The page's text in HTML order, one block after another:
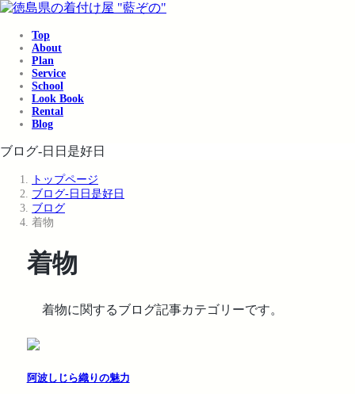
コ
プ
ナ
動
Top
About
Plan
Service
School
Look Book
Rental
Blog
ブログ-日日是好日
トップページ
ブログ-日日是好日
ブログ
着物
着物
着物に関するブログ記事カテゴリーです。
阿波しじら織りの魅力